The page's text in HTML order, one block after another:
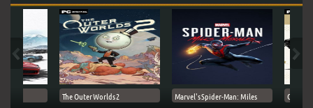
The Outer Worlds 2 Marvel's Spider-Man: Miles Ghost